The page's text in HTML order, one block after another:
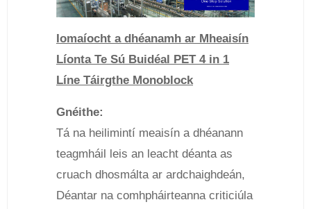
Iomaíocht a dhéanamh ar Mheaisín
Líonta Te Sú Buidéal PET 4 in 1
Líne Táirgthe Monoblock
Gnéithe:
Tá na heilimintí meaisín a dhéanann
teagmháil leis an leacht déanta as
cruach dhosmálta ar ardchaighdeán,
Déantar na comhpháirteanna criticiúla